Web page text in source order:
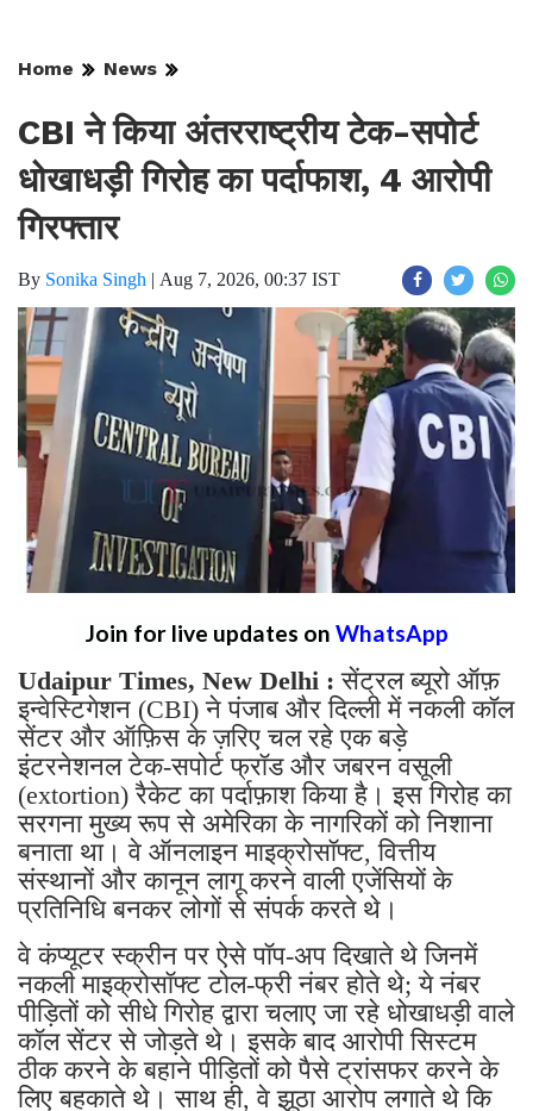
Home News
CBI ने किया अंतरराष्ट्रीय टेक-सपोर्ट
धोखाधड़ी गिरोह का पर्दाफाश, 4 आरोपी
गिरफ्तार
By Sonika Singh | Aug 7, 2026, 00:37 IST
Join for live updates on WhatsApp
Udaipur Times, New Delhi :सेंट्रल ब्यूरो ऑफ़
इन्वेस्टिगेशन (CBI) ने पंजाब और दिल्ली में नकली कॉल
सेंटर और ऑफ़िस के ज़रिए चल रहे एक बड़े
इंटरनेशनल टेक-सपोर्ट फ्रॉड और जबरन वसूली
(extortion) रैकेट का पर्दाफ़ाश किया है। इस गिरोह का
सरगना मुख्य रूप से अमेरिका के नागरिकों को निशाना
बनाता था। वे ऑनलाइन माइक्रोसॉफ्ट, वित्तीय
संस्थानों और कानून लागू करने वाली एजेंसियों के
प्रतिनिधि बनकर लोगों से संपर्क करते थे।
वे कंप्यूटर स्क्रीन पर ऐसे पॉप-अप दिखाते थे जिनमें
नकली माइक्रोसॉफ्ट टोल-फ्री नंबर होते थे; ये नंबर
पीड़ितों को सीधे गिरोह द्वारा चलाए जा रहे धोखाधड़ी वाले
कॉल सेंटर से जोड़ते थे। इसके बाद आरोपी सिस्टम
ठीक करने के बहाने पीड़ितों को पैसे ट्रांसफर करने के
लिए बहकाते थे। साथ ही, वे झूठा आरोप लगाते थे कि